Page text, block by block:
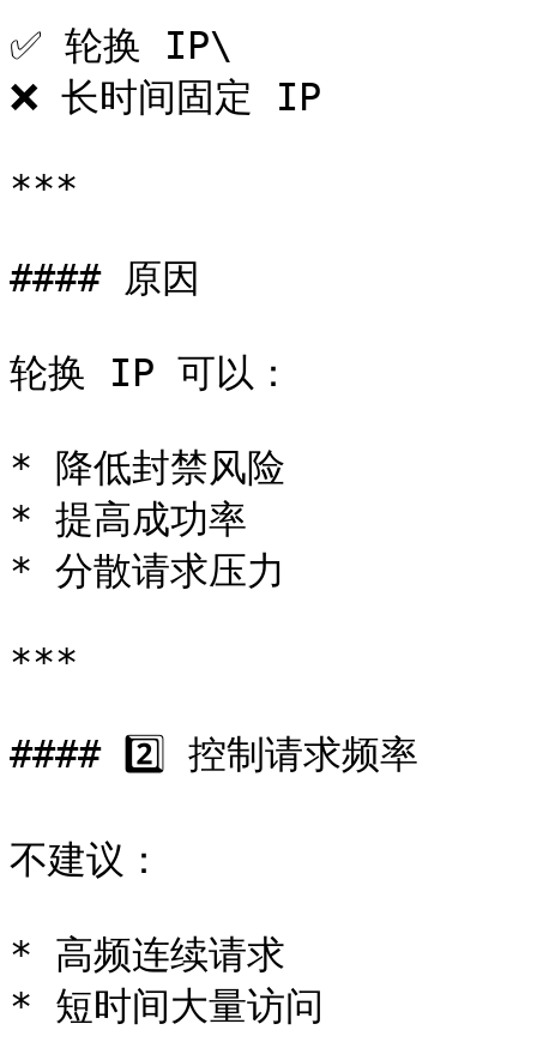
✅ 轮换 IP\
❌ 长时间固定 IP
***
#### 原因
轮换 IP 可以：
* 降低封禁风险
* 提高成功率
* 分散请求压力
***
#### 2️⃣ 控制请求频率
不建议：
* 高频连续请求
* 短时间大量访问